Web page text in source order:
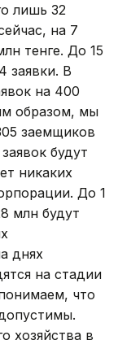
лишь 32
на 7
тенге. До 15
заявки. В
на 400
образом, мы
заемщиков
будут
никаких
До 1
млн будут
днях
на стадии
что
хозяйства в